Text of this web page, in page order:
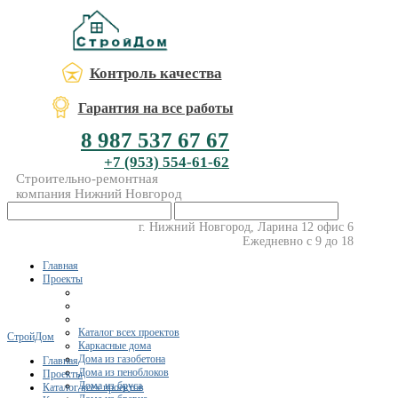
Контроль качества
Гарантия на все работы
8 987 537 67 67
+7 (953) 554-61-62
Строительно-ремонтная
компания Нижний Новгород
г. Нижний Новгород, Ларина 12 офис 6
Ежедневно с 9 до 18
Главная
Проекты
Каталог всех проектов
Каркасные дома
Дома из газобетона
Дома из пеноблоков
Дома из бруса
СтройДом
Главная
Проекты
Каталог всех проектов